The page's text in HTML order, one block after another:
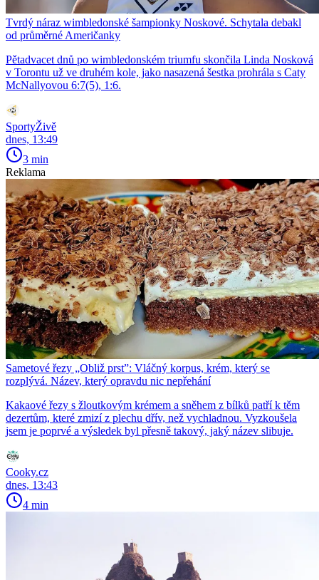
Tvrdý náraz wimbledonské šampionky Noskové. Schytala debakl
od průměrné Američanky
Pětadvacet dnů po wimbledonském triumfu skončila Linda Nosková
v Torontu už ve druhém kole, jako nasazená šestka prohrála s Caty
McNallyovou 6:7(5), 1:6.
SportyŽivě
dnes, 13:49
3 min
Reklama
Sametové řezy „Obliž prst”: Vláčný korpus, krém, který se
rozplývá. Název, který opravdu nic nepřehání
Kakaové řezy s žloutkovým krémem a sněhem z bílků patří k těm
dezertům, které zmizí z plechu dřív, než vychladnou. Vyzkoušela
jsem je poprvé a výsledek byl přesně takový, jaký název slibuje.
Cooky.cz
dnes, 13:43
4 min